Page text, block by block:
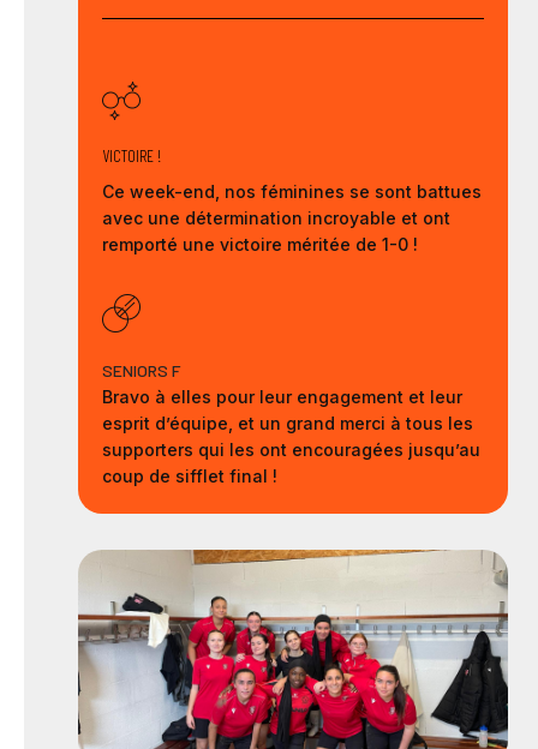
VICTOIRE !
Ce week-end, nos féminines se sont battues
avec une détermination incroyable et ont
remporté une victoire méritée de 1-0 !
SENIORS F
Bravo à elles pour leur engagement et leur
esprit d’équipe, et un grand merci à tous les
supporters qui les ont encouragées jusqu’au
coup de sifflet final !